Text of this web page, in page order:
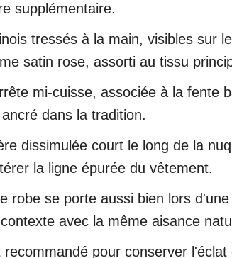
supplémentaire.
tressés à la main, visibles sur
satin rose, assorti au tissu
mi-cuisse, associée à la fente
dans la tradition.
dissimulée court le long de la
la ligne épurée du vêtement.
robe se porte aussi bien lors
avec la même aisance
pour conserver